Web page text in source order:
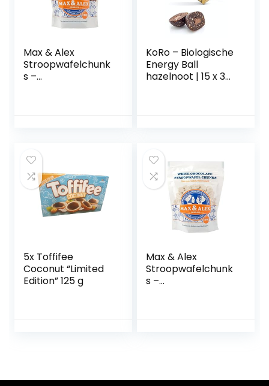
Max & Alex
Stroopwafelchunk
s –
KoRo – Biologische
Energy Ball
hazelnoot | 15 x 30
5x Toffifee
Coconut “Limited
Edition” 125 g
Max & Alex
Stroopwafelchunk
s –